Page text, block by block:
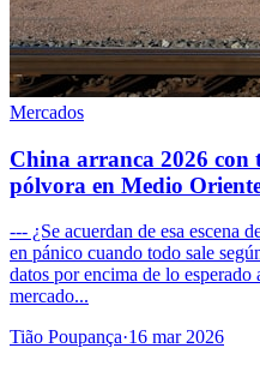
Mercados
China arranca 2026
pólvora en Medio
--- ¿Se acuerdan de esa escena
en pánico cuando todo sale
datos por encima de lo
mercado...
Tião Poupança·16 mar 2026